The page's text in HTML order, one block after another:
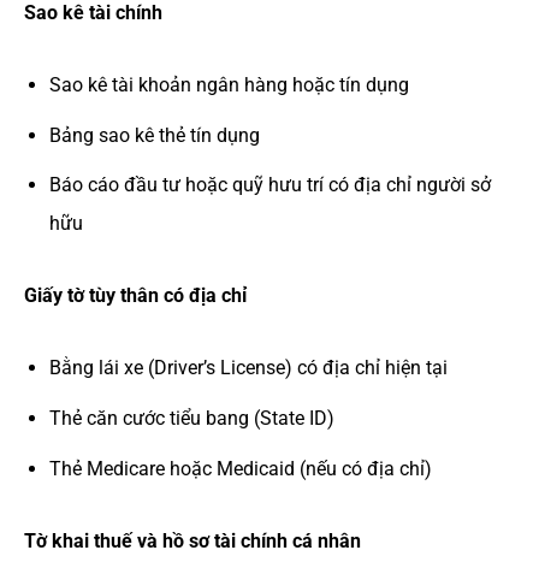
Sao kê tài chính
Sao kê tài khoản ngân hàng hoặc tín dụng
Bảng sao kê thẻ tín dụng
Báo cáo đầu tư hoặc quỹ hưu trí có địa chỉ người sở
hữu
Giấy tờ tùy thân có địa chỉ
Bằng lái xe (Driver’s License) có địa chỉ hiện tại
Thẻ căn cước tiểu bang (State ID)
Thẻ Medicare hoặc Medicaid (nếu có địa chỉ)
Tờ khai thuế và hồ sơ tài chính cá nhân